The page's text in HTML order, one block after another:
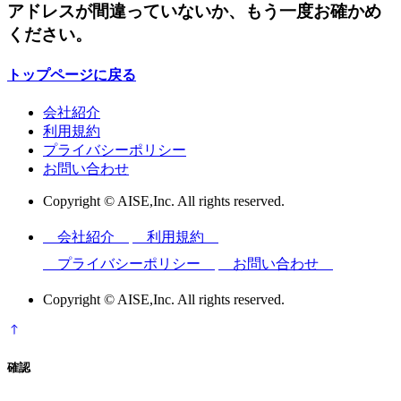
アドレスが間違っていないか、もう一度お確かめ
ください。
トップページに戻る
会社紹介
利用規約
プライバシーポリシー
お問い合わせ
Copyright © AISE,Inc. All rights reserved.
会社紹介
利用規約
プライバシーポリシー
お問い合わせ
Copyright © AISE,Inc. All rights reserved.
確認